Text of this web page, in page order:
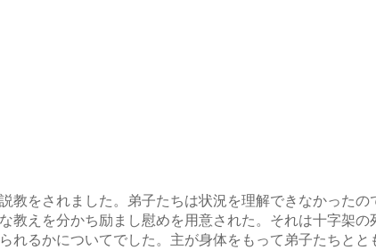
をされました。弟子たちは状況を理解できなかったの
えを分かち励まし慰めを用意された。それは十字架の
るかについてでした。主が身体をもって弟子たちとと